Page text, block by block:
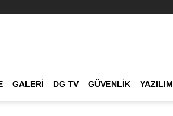
GALERI DG TV GÜVENLIK YAZILIM